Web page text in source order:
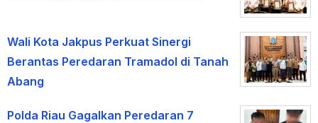
Wali Kota Jakpus Perkuat Sinergi
Berantas Peredaran Tramadol di Tanah
Abang
Polda Riau Gagalkan Peredaran 7